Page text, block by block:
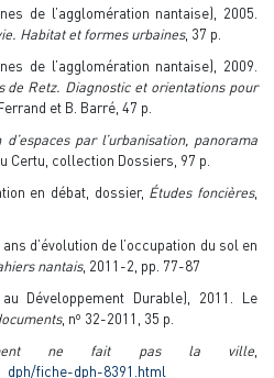
de l’agglomération nantaise), 2005.
Habitat et formes urbaines, 37 p.
de l’agglomération nantaise), 2009.
de Retz. Diagnostic et orientations pour
et B. Barré, 47 p.
par l’urbanisation, panorama
Certu, collection Dossiers, 97 p.
en débat, dossier, Études foncières,
ans d’évolution de l’occupation du sol en
nantais, 2011-2, pp. 77-87
Développement Durable), 2011. Le
, no 32-2011, 35 p.
ne fait pas la ville,
fiche-dph-8391.html